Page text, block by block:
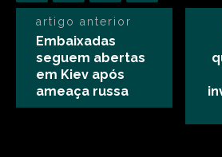
artigo anterior
Embaixadas
seguem abertas
em Kiev após
ameaça russa